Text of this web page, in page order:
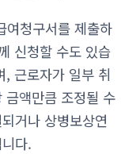
여청구서를 제출하
신청할 수도 있습
, 근로자가 일부 취
금액만큼 조정될 수
거나 상병보상연
다.